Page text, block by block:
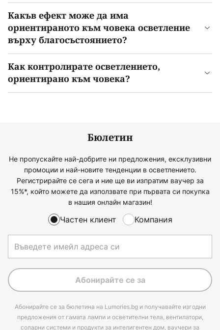
Какъв ефект може да има
ориентираното към човека осветление
върху благосъстоянието?
Как контролирате осветлението,
ориентирано към човека?
Бюлетин
Не пропускайте най-добрите ни предложения, ексклузивни
промоции и най-новите тенденции в осветлението.
Регистрирайте се сега и ние ще ви изпратим ваучер за
15%*, който можете да използвате при първата си покупка
в нашия онлайн магазин!
Частен клиент Компания
Абонирайте се за
Абонирайте се за бюлетина на Lumories.bg и получавайте изгодни
предложения от гамата лампи и осветителни тела, вентилатори,
соларни системи и продукти за интелигентен дом, ваучери за